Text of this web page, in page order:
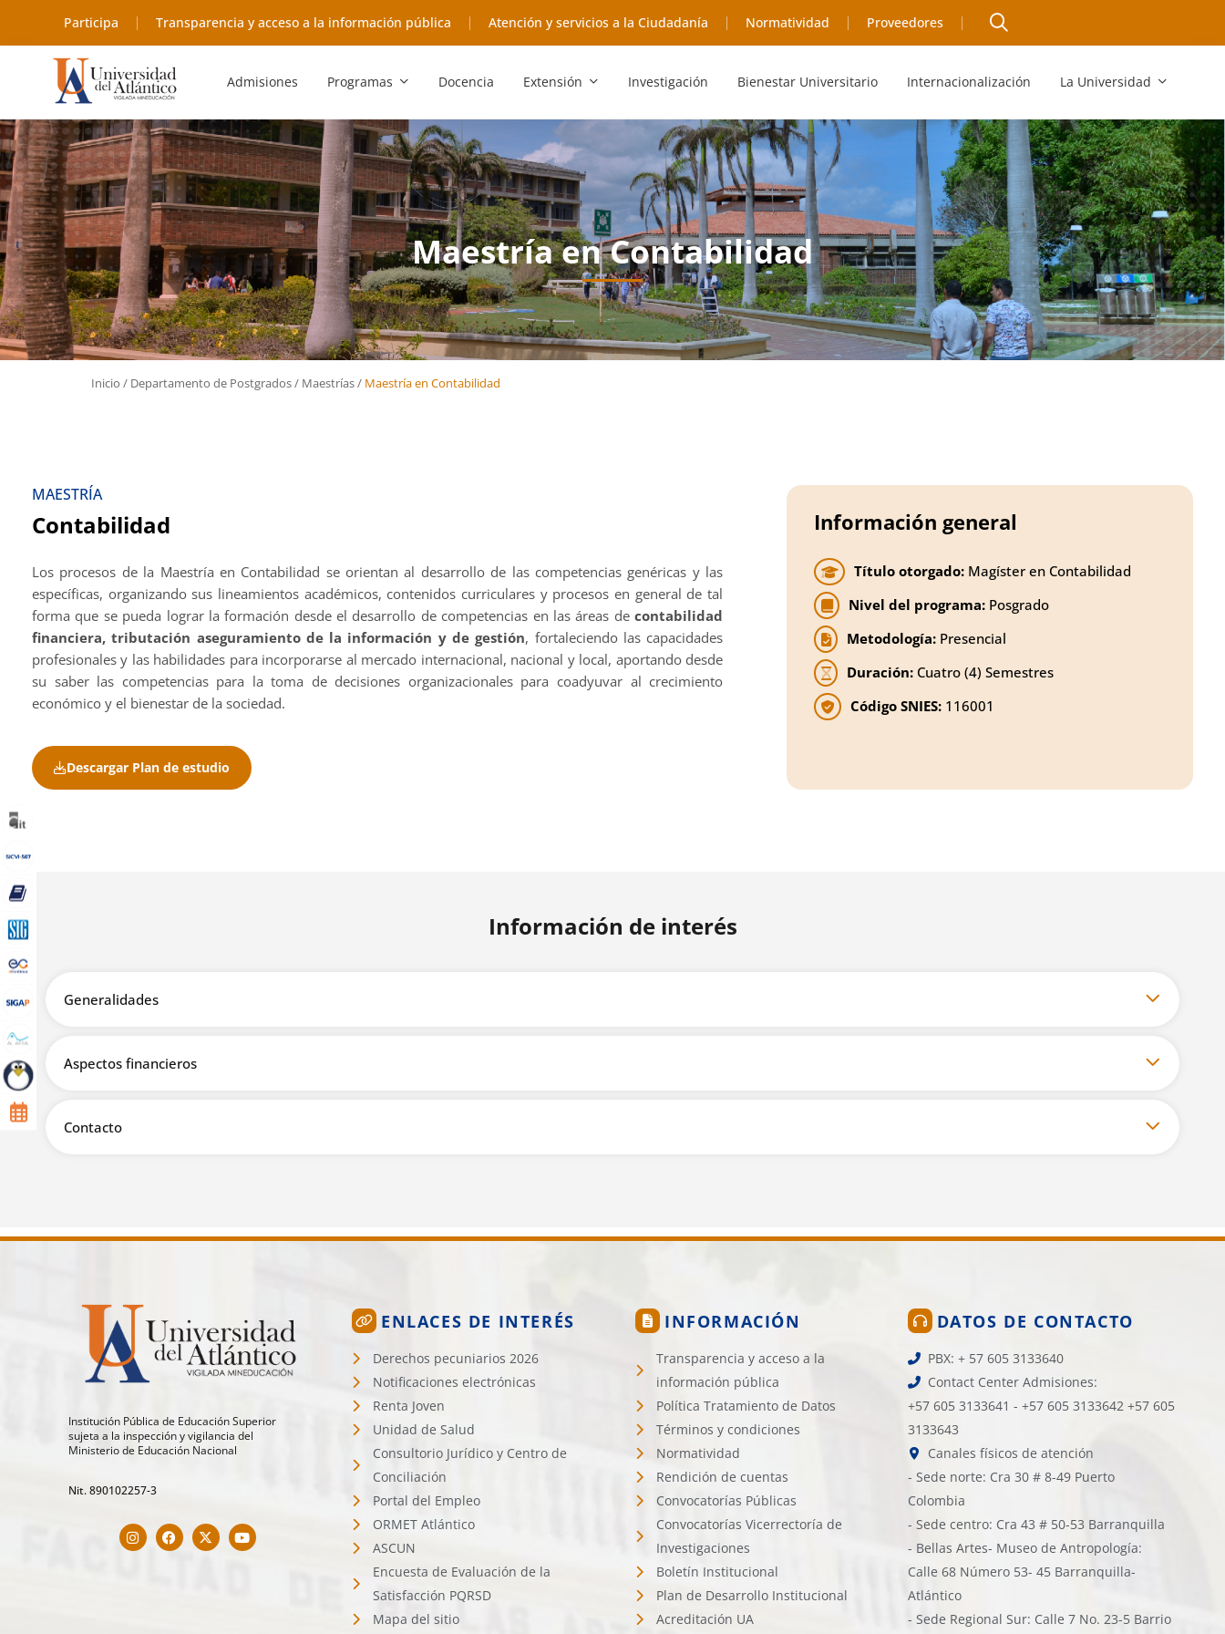
Participa Transparencia y acceso a la información pública Atención y servicios a la Ciudadanía Normatividad Proveedores
Admisiones Programas Docencia Extensión Investigación Bienestar Universitario Internacionalización La Universidad
Maestría en Contabilidad
Inicio / Departamento de Postgrados/ Maestrías/Maestría en Contabilidad
MAESTRÍA
Contabilidad
Los procesos de la Maestría en Contabilidad se orientan al desarrollo de las competencias genéricas y las
específicas, organizando sus lineamientos académicos, contenidos curriculares y procesos en general de tal
forma que se pueda lograr la formación desde el desarrollo de competencias en las áreas decontabilidad
financiera, tributación aseguramiento de la información y de gestión, fortaleciendo las capacidades
profesionales y las habilidades para incorporarse al mercado internacional, nacional y local, aportando desde
su saber las competencias para la toma de decisiones organizacionales para coadyuvar al crecimiento
económico y el bienestar de la sociedad.
Descargar Plan de estudio
Información general
Título otorgado: Magíster en Contabilidad
Nivel del programa: Posgrado
Metodología: Presencial
Duración: Cuatro (4) Semestres
Código SNIES: 116001
Información de interés
Generalidades
Aspectos financieros
Contacto
Institución Pública de Educación Superior
sujeta a la inspección y vigilancia del
Ministerio de Educación Nacional
Nit. 890102257-3
ENLACES DE INTERÉS
Derechos pecuniarios 2026
Notificaciones electrónicas
Renta Joven
Unidad de Salud
Consultorio Jurídico y Centro de
Conciliación
Portal del Empleo
ORMET Atlántico
ASCUN
Encuesta de Evaluación de la
Satisfacción PQRSD
Mapa del sitio
INFORMACIÓN
Transparencia y acceso a la
información pública
Política Tratamiento de Datos
Términos y condiciones
Normatividad
Rendición de cuentas
Convocatorías Públicas
Convocatorías Vicerrectoría de
Investigaciones
Boletín Institucional
Plan de Desarrollo Institucional
Acreditación UA
DATOS DE CONTACTO
PBX: + 57 605 3133640
Contact Center Admisiones:
+57 605 3133641 - +57 605 3133642 +57 605
3133643
Canales físicos de atención
- Sede norte: Cra 30 # 8-49 Puerto
Colombia
- Sede centro: Cra 43 # 50-53 Barranquilla
- Bellas Artes- Museo de Antropología:
Calle 68 Número 53- 45 Barranquilla-
Atlántico
- Sede Regional Sur: Calle 7 No. 23-5 Barrio